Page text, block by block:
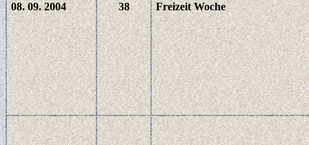
08. 09. 2004 38 Freizeit Woche